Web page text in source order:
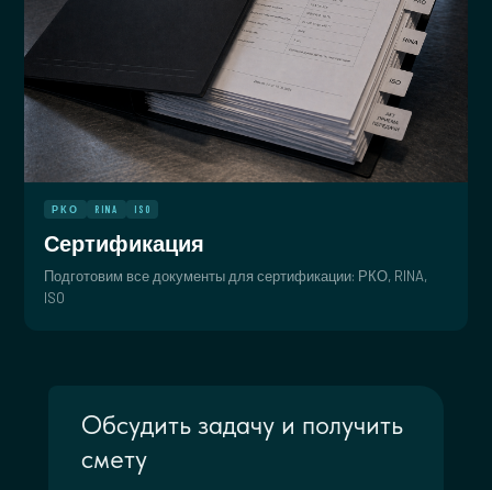
РКО RINA ISO
Сертификация
Подготовим все документы для сертификации: РКО, RINA,
ISO
Обсудить задачу и получить
смету